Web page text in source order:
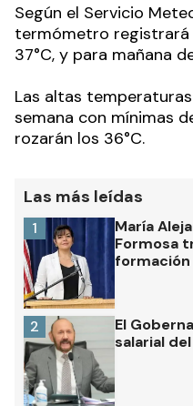
Según el Servicio
termómetro registrará
37°C, y para mañana
Las altas
semana con mínimas
rozarán los 36°C.
Las más leídas
María
Formosa
formación
1
El
salarial
2